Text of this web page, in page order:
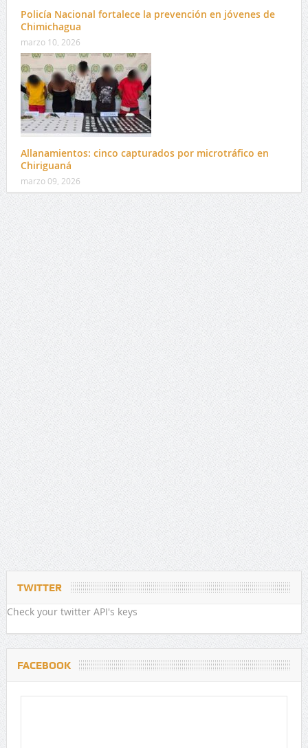
Policía Nacional fortalece la prevención en jóvenes de
Chimichagua
marzo 10, 2026
Allanamientos: cinco capturados por microtráfico en
Chiriguaná
marzo 09, 2026
TWITTER
Check your twitter API's keys
FACEBOOK